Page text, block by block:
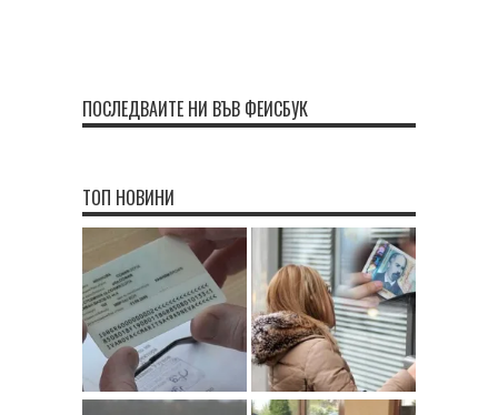
ПОСЛЕДВАЙТЕ НИ ВЪВ ФЕЙСБУК
ТОП НОВИНИ